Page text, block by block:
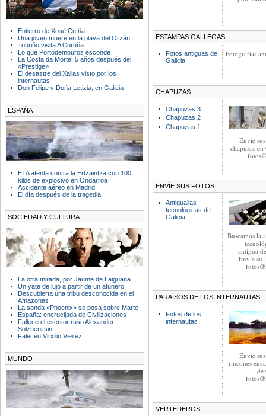
Entierro de Xosé Cuíña
Una joven muere en la playa del Orzán
Touriño visita A Coruña
Lo que Portodemouros esconde
La Costa da Morte, 5 años después del
«Prestige»
El desastre del Xallas visto por los
internautas
Don Felipe y Doña Letizia, en Galicia
ESPAÑA
ETA atenta contra la Ertzaintza con 100
kilos de explosivo en Ondarroa
Accidente aéreo en Madrid
El día después de la tragedia
SOCIEDAD Y CULTURA
La otra mirada, por Jaume de Laiguana
Un yate de lujo a partir de un atunero
Descubierta una tribu desconocida en el
Amazonas
La sonda «Phoenix» se posa sobre Marte
España: encrucijada de Civilizaciones
Fallece el escritor ruso Alexander
Solzhenitsin
Faleceu Virxilio Vieitez
MUNDO
ESTAMPAS GALLEGAS
Fotografías
Fotos antiguas de
Galicia
CHAPUZAS
Envíe
chapuzas en
Chapuzas 3
Chapuzas 2
Chapuzas 1
ENVÍE SUS FOTOS
Buscamos la
antigua
Envíe su
Antiguallas
tecnológicas de
Galicia
PARAÍSOS DE LOS INTERNAUTAS
Envíe
rincones
de
Fotos de los
internautas
VERTEDEROS